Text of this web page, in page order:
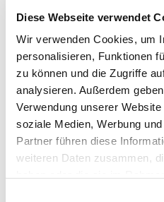
Diese Webseite verwendet
Wir verwenden Cookies, um
personalisieren, Funktionen
zu können und die Zugriffe
analysieren. Außerdem
Verwendung unserer
soziale Medien, Werbung
Partner führen diese
weiteren Daten zusammen,
Johannes-
Bonhoeffer-Straße
Paderborn
Faith Revival